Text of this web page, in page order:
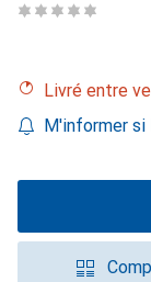
Livré entre
M'informer